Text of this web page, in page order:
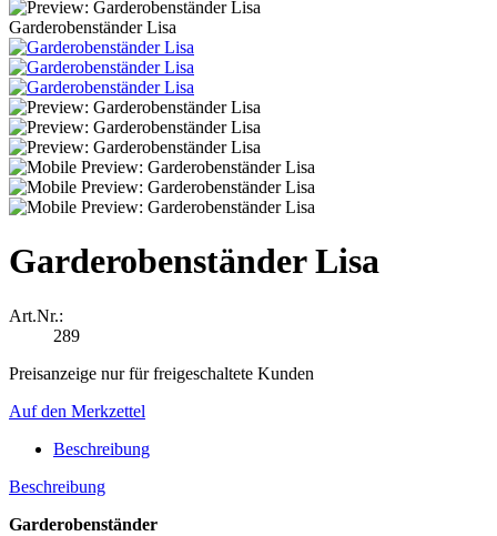
Garderobenständer Lisa
Garderobenständer Lisa
Art.Nr.:
289
Preisanzeige nur für freigeschaltete Kunden
Auf den Merkzettel
Beschreibung
Beschreibung
Garderobenständer